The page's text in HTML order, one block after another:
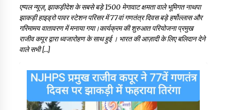
एप्पल न्यूज़, झाकड़ीदेश के सबसे बड़े 1500 मेगावाट क्षमता वाले भूमिगत नाथपा
झाकड़ी हाइड्रो पावर स्टेशन परिसर में 77वां गणतंत्र दिवस बड़े हर्षोल्लास और
गरिमामय वातावरण में मनाया गया।कार्यक्रम की शुरुआत परियोजना प्रमुख
राजीव कपूर द्वारा ध्वजारोहण के साथ हुई । भारत की आज़ादी के लिए बलिदान देने
वाले सभी […]